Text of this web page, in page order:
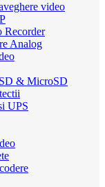
video
Analog
& MicroSD
UPS